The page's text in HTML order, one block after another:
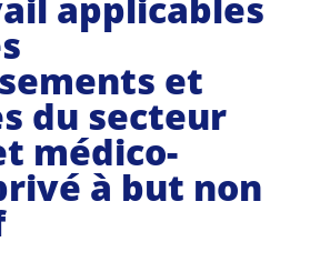
et
du secteur
médico-
à but non